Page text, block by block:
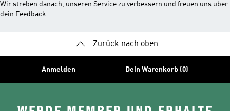
Wir streben danach, unseren Service zu verbessern und freuen uns über
dein Feedback.
Zurück nach oben
Anmelden Dein Warenkorb (0)